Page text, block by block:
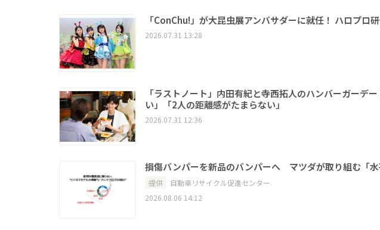
「ConChu!」が大昆虫展アンバサダーに就任！ ハロプロ
2026.07.31 13:28
「ラストノート」内田有紀と寺西拓人のハンバーガーデ
い」「2人の距離感がたまらない」
2026.07.31 12:36
損傷バンパーを新品のバンパーへ マツダが取り組む「水
提供
自動車リサイクル促進センター
2026.08.06 14:12